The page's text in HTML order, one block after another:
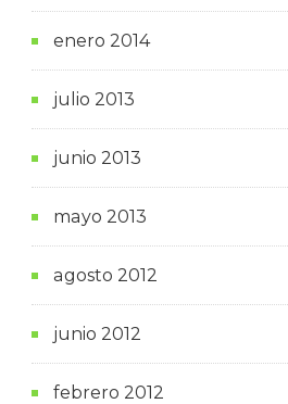
enero 2014
julio 2013
junio 2013
mayo 2013
agosto 2012
junio 2012
febrero 2012